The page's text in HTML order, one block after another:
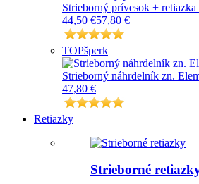
Strieborný prívesok +
44,50 €57,80 €
TOPšperk
Strieborný náhrdelník zn.
47,80 €
Retiazky
Strieborné